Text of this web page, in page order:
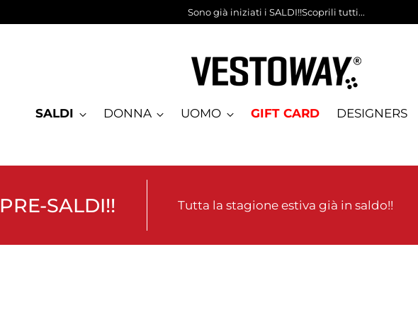
Sono già iniziati i SALDI!!Scoprili tutti...
SALDI DONNA UOMO GIFT CARD DESIGNERS
PRE-SALDI!! Tutta la stagione estiva già in saldo!!